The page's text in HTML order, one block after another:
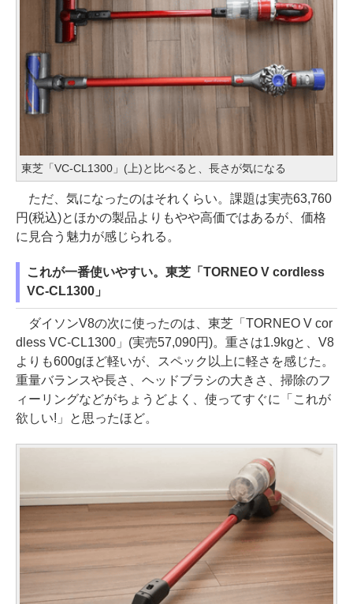
東芝「VC-CL1300」(上)と比べると、長さが気になる
ただ、気になったのはそれくらい。課題は実売63,760
円(税込)とほかの製品よりもやや高価ではあるが、価格
に見合う魅力が感じられる。
これが一番使いやすい。東芝「TORNEO V cordless
VC-CL1300」
ダイソンV8の次に使ったのは、東芝「TORNEO V cor
dless VC-CL1300」(実売57,090円)。重さは1.9kgと、V8
よりも600gほど軽いが、スペック以上に軽さを感じた。
重量バランスや長さ、ヘッドブラシの大きさ、掃除のフ
ィーリングなどがちょうどよく、使ってすぐに「これが
欲しい!」と思ったほど。